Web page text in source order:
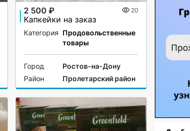
2 500 ₽ 20
Капкейки на заказ
Категория Продовольственные
товары
Город
Ростов-на-Дону
Район
Пролетарский район